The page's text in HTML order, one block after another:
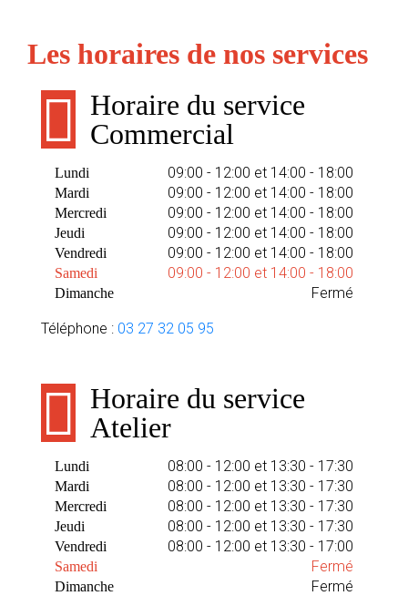
Les horaires de nos services
Horaire du service
Commercial
Lundi 09:00 - 12:00 et 14:00 - 18:00
Mardi 09:00 - 12:00 et 14:00 - 18:00
Mercredi 09:00 - 12:00 et 14:00 - 18:00
Jeudi 09:00 - 12:00 et 14:00 - 18:00
Vendredi 09:00 - 12:00 et 14:00 - 18:00
Samedi 09:00 - 12:00 et 14:00 - 18:00
Dimanche Fermé
Téléphone : 03 27 32 05 95
Horaire du service
Atelier
Lundi 08:00 - 12:00 et 13:30 - 17:30
Mardi 08:00 - 12:00 et 13:30 - 17:30
Mercredi 08:00 - 12:00 et 13:30 - 17:30
Jeudi 08:00 - 12:00 et 13:30 - 17:30
Vendredi 08:00 - 12:00 et 13:30 - 17:00
Samedi Fermé
Dimanche Fermé